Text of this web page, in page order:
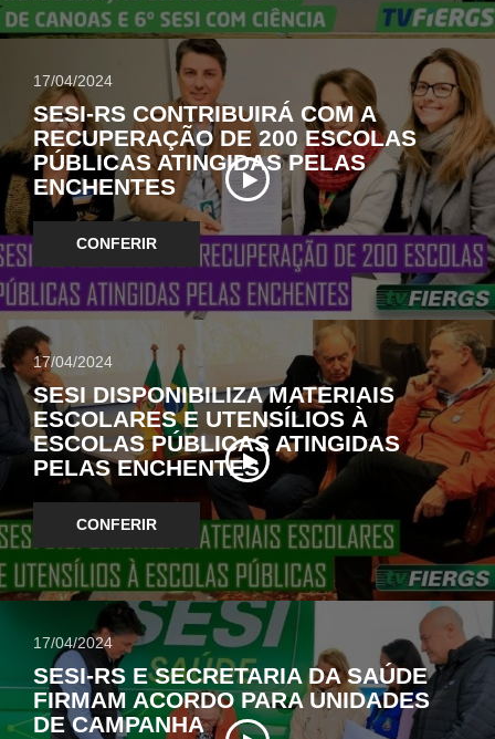
17/04/2024
SESI-RS CONTRIBUIRÁ COM A
RECUPERAÇÃO DE 200 ESCOLAS
PÚBLICAS ATINGIDAS PELAS
ENCHENTES
CONFERIR
17/04/2024
SESI DISPONIBILIZA MATERIAIS
ESCOLARES E UTENSÍLIOS À
ESCOLAS PÚBLICAS ATINGIDAS
PELAS ENCHENTES
CONFERIR
17/04/2024
SESI-RS E SECRETARIA DA SAÚDE
FIRMAM ACORDO PARA UNIDADES
DE CAMPANHA